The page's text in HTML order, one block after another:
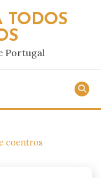
TODOS
Portugal
coentros